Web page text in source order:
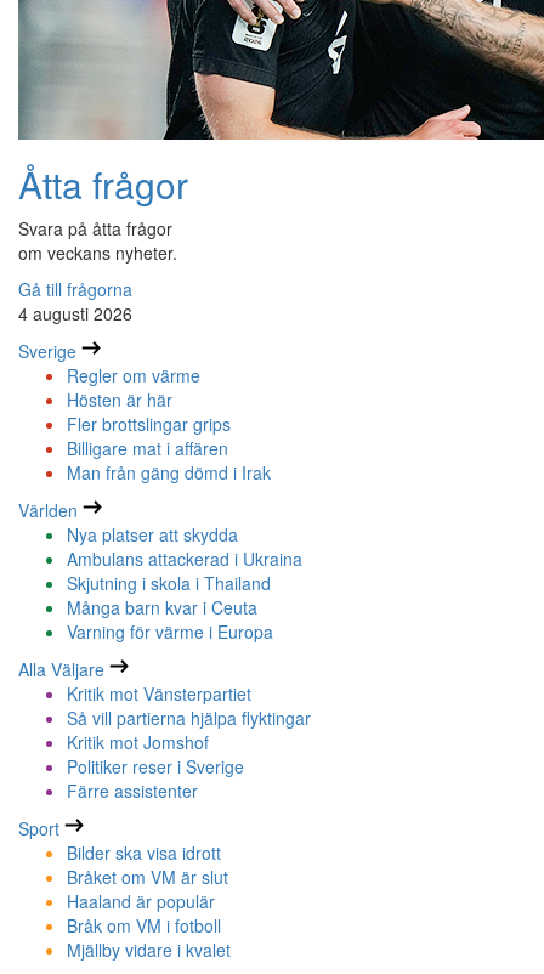
Åtta frågor
Svara på åtta frågor
om veckans nyheter.
Gå till frågorna
4 augusti 2026
Sverige
Regler om värme
Hösten är här
Fler brottslingar grips
Billigare mat i affären
Man från gäng dömd i Irak
Världen
Nya platser att skydda
Ambulans attackerad i Ukraina
Skjutning i skola i Thailand
Många barn kvar i Ceuta
Varning för värme i Europa
Alla Väljare
Kritik mot Vänsterpartiet
Så vill partierna hjälpa flyktingar
Kritik mot Jomshof
Politiker reser i Sverige
Färre assistenter
Sport
Bilder ska visa idrott
Bråket om VM är slut
Haaland är populär
Bråk om VM i fotboll
Mjällby vidare i kvalet